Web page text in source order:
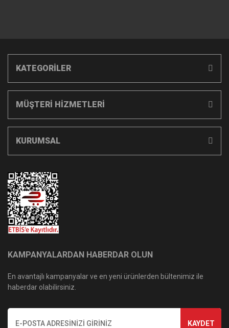
KATEGORİLER
MÜŞTERİ HİZMETLERİ
KURUMSAL
KAMPANYALARDAN HABERDAR OLUN
En avantajlı kampanyalar ve en yeni ürünlerden bültenimiz ile
haberdar olabilirsiniz.
KAYDET